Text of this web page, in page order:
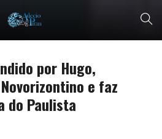
por Hugo,
e faz
do Paulista